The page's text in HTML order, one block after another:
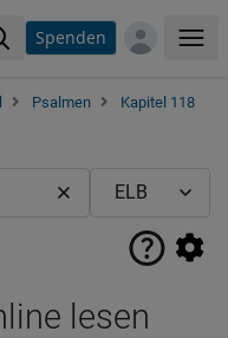
Spenden
Psalmen
Kapitel 118
lesen